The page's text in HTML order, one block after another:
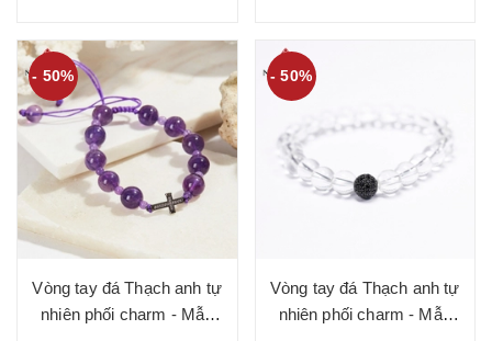
- 50%
Vòng tay đá Thạch anh tự
nhiên phối charm - Mẫu
- 50%
Vòng tay đá Thạch anh tự
nhiên phối charm - Mẫu